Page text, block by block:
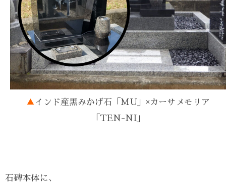
▲ インド産黒みかげ石「MU」×カーサメモリア
「TEN-NI」
石碑本体に、